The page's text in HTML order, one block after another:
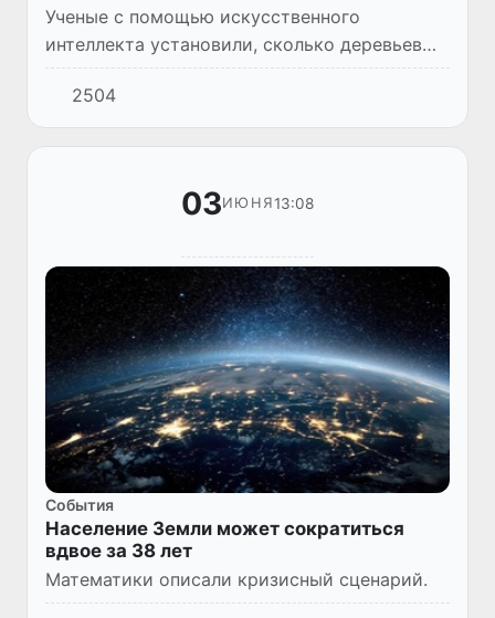
Ученые с помощью искусственного
интеллекта установили, сколько деревьев
произрастает на нашей планете. Система
проанализировала спутниковые снимки и
данные инвентаризации лесов, а...
2504
03ИЮНЯ13:08
Cобытия
Население Земли может сократиться
вдвое за 38 лет
Математики описали кризисный сценарий.